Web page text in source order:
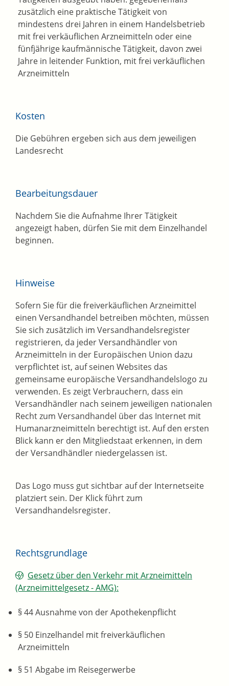
zusätzlich eine praktische Tätigkeit von
mindestens drei Jahren in einem Handelsbetrieb
mit frei verkäuflichen Arzneimitteln oder eine
fünfjährige kaufmännische Tätigkeit, davon zwei
Jahre in leitender Funktion, mit frei verkäuflichen
Arzneimitteln
Kosten
Die Gebühren ergeben sich aus dem jeweiligen
Landesrecht
Bearbeitungsdauer
Nachdem Sie die Aufnahme Ihrer Tätigkeit
angezeigt haben, dürfen Sie mit dem Einzelhandel
beginnen.
Hinweise
Sofern Sie für die freiverkäuflichen Arzneimittel
einen Versandhandel betreiben möchten, müssen
Sie sich zusätzlich im Versandhandelsregister
registrieren, da jeder Versandhändler von
Arzneimitteln in der Europäischen Union dazu
verpflichtet ist, auf seinen Websites das
gemeinsame europäische Versandhandelslogo zu
verwenden. Es zeigt Verbrauchern, dass ein
Versandhändler nach seinem jeweiligen nationalen
Recht zum Versandhandel über das Internet mit
Humanarzneimitteln berechtigt ist. Auf den ersten
Blick kann er den Mitgliedstaat erkennen, in dem
der Versandhändler niedergelassen ist.
Das Logo muss gut sichtbar auf der Internetseite
platziert sein. Der Klick führt zum
Versandhandelsregister.
Rechtsgrundlage
Gesetz über den Verkehr mit Arzneimitteln
(Arzneimittelgesetz - AMG):
§ 44 Ausnahme von der Apothekenpflicht
§ 50 Einzelhandel mit freiverkäuflichen
Arzneimitteln
§ 51 Abgabe im Reisegerwerbe